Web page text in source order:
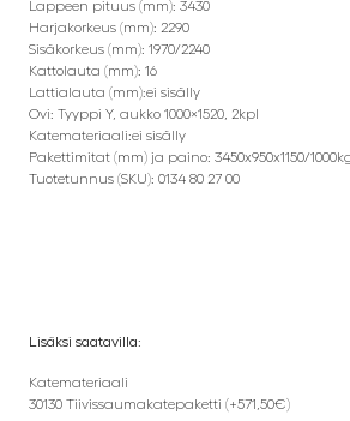
Lappeen pituus (mm): 3430
Harjakorkeus (mm): 2290
Sisäkorkeus (mm): 1970/2240
Kattolauta (mm): 16
Lattialauta (mm):ei sisälly
Ovi: Tyyppi Y, aukko 1000×1520, 2kpl
Katemateriaali:ei sisälly
Pakettimitat (mm) ja paino: 3450x950x1150/
Tuotetunnus (SKU): 0134 80 27 00
Lisäksi saatavilla:
Katemateriaali
30130 Tiivissaumakatepaketti (+571,50€)